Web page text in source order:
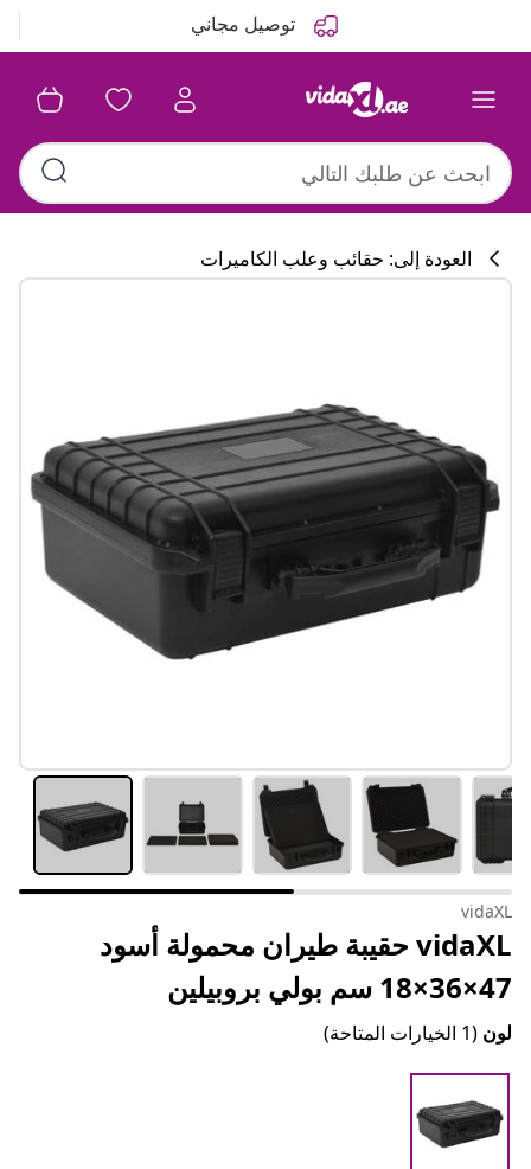
توصيل مجاني
#sharemevidaxl
العودة إلى: حقائب وعلب الكاميرات
vidaXL
vidaXL حقيبة طيران محمولة أسود
47×36×18 سم بولي بروبيلين
لون (1 الخيارات المتاحة)